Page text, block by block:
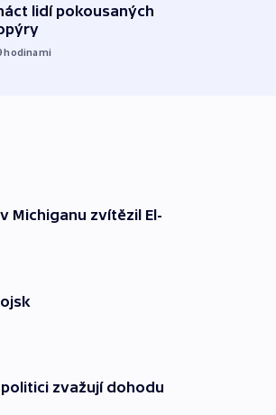
lidí pokousaných
hodinami
Michiganu zvítězil El-
politici zvažují dohodu